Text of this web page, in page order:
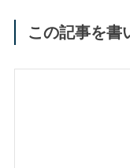
この記事を書